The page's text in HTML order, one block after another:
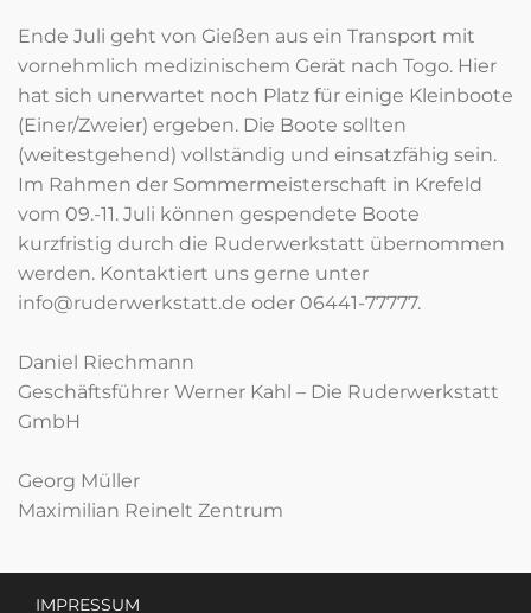
Ende Juli geht von Gießen aus ein Transport mit
vornehmlich medizinischem Gerät nach Togo. Hier
hat sich unerwartet noch Platz für einige Kleinboote
(Einer/Zweier) ergeben. Die Boote sollten
(weitestgehend) vollständig und einsatzfähig sein.
Im Rahmen der Sommermeisterschaft in Krefeld
vom 09.-11. Juli können gespendete Boote
kurzfristig durch die Ruderwerkstatt übernommen
werden. Kontaktiert uns gerne unter
info@ruderwerkstatt.de oder 06441-77777.
Daniel Riechmann
Geschäftsführer Werner Kahl – Die Ruderwerkstatt
GmbH
Georg Müller
Maximilian Reinelt Zentrum
IMPRESSUM